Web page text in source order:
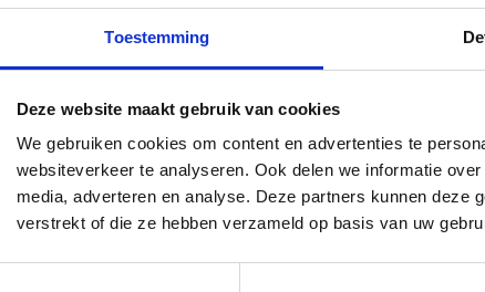
Toestemming
Deze website maakt gebruik van cookies
We gebruiken cookies om content en advertenties te
websiteverkeer te analyseren. Ook delen we informatie
media, adverteren en analyse. Deze partners kunnen deze
verstrekt of die ze hebben verzameld op basis van uw
is altijd wel goed gevuld.
Of lees een artikel uit ons archief.
Anders kan je altijd terug naar de